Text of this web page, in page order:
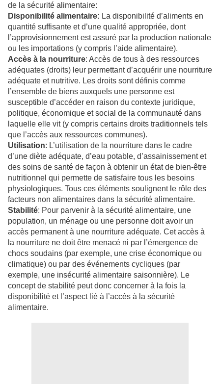
de la sécurité alimentaire:
Disponibilité alimentaire: La disponibilité d’aliments en
quantité suffisante et d’une qualité appropriée, dont
l’approvisionnement est assuré par la production nationale
ou les importations (y compris l’aide alimentaire).
Accès à la nourriture: Accès de tous à des ressources
adéquates (droits) leur permettant d’acquérir une nourriture
adéquate et nutritive. Les droits sont définis comme
l’ensemble de biens auxquels une personne est
susceptible d’accéder en raison du contexte juridique,
politique, économique et social de la communauté dans
laquelle elle vit (y compris certains droits traditionnels tels
que l’accès aux ressources communes).
Utilisation: L’utilisation de la nourriture dans le cadre
d’une diète adéquate, d’eau potable, d’assainissement et
des soins de santé de façon à obtenir un état de bien-être
nutritionnel qui permette de satisfaire tous les besoins
physiologiques. Tous ces éléments soulignent le rôle des
facteurs non alimentaires dans la sécurité alimentaire.
Stabilité: Pour parvenir à la sécurité alimentaire, une
population, un ménage ou une personne doit avoir un
accès permanent à une nourriture adéquate. Cet accès à
la nourriture ne doit être menacé ni par l’émergence de
chocs soudains (par exemple, une crise économique ou
climatique) ou par des événements cycliques (par
exemple, une insécurité alimentaire saisonnière). Le
concept de stabilité peut donc concerner à la fois la
disponibilité et l’aspect lié à l’accès à la sécurité
alimentaire.